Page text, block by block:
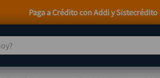
Envío incluido a nivel nacional* Aplican
TÉRMINOS MÁS BUSCADOS